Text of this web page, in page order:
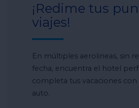
¡Redime tus
viajes!
En múltiples aerolineas, sin
fecha, encuentra el hotel
completa tus vacaciones con
auto.